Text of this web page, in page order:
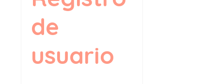
de
usuario